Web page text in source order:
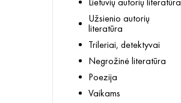
Lietuvių autorių literatūra
Užsienio autorių
literatūra
Trileriai, detektyvai
Negrožinė literatūra
Poezija
Vaikams